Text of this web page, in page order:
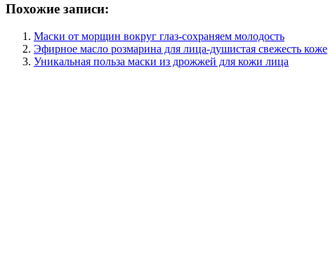
Похожие записи:
Маски от морщин вокруг глаз-сохраняем молодость
Эфирное масло розмарина для лица-душистая свежесть коже
Уникальная польза маски из дрожжей для кожи лица